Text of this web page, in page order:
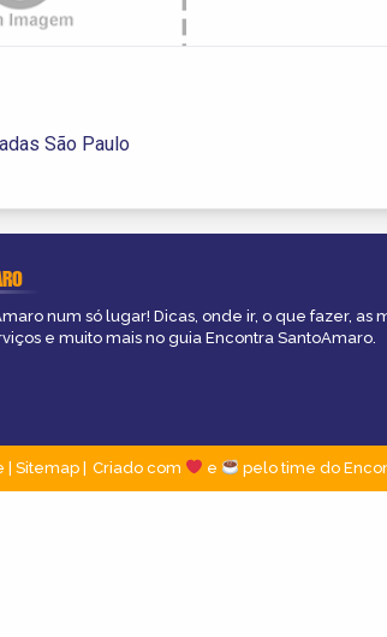
São Paulo
num só lugar! Dicas, onde ir, o que fazer, as
e muito mais no guia Encontra SantoAmaro.
Sitemap Criado com e pelo time do